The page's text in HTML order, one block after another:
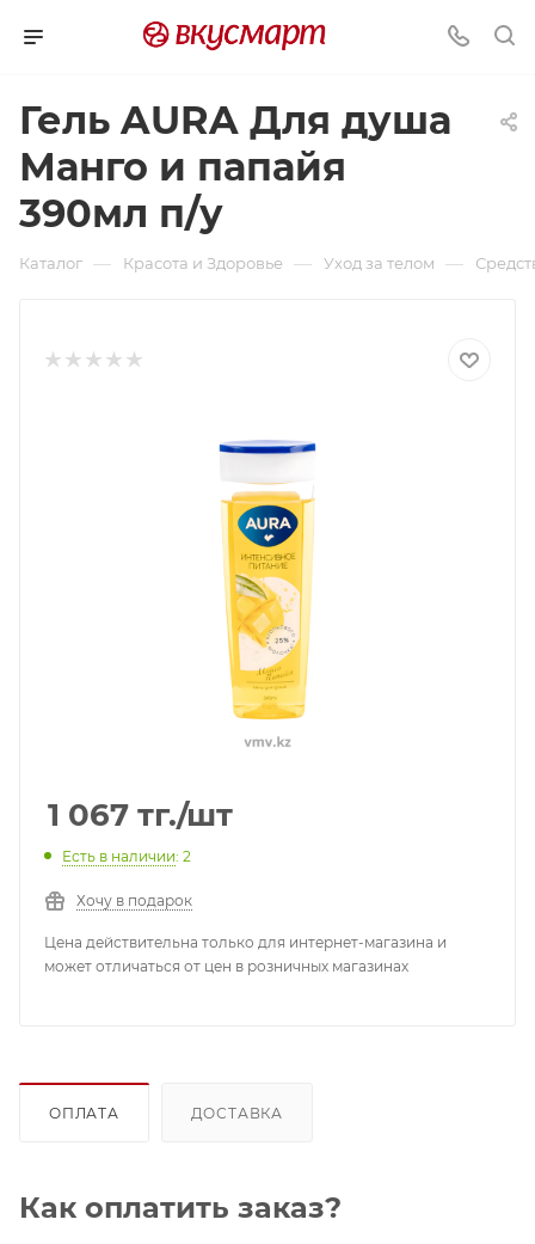
Гель AURA Для душа
Манго и папайя
390мл п/у
Каталог — Красота и Здоровье — Уход за телом —
1 067 тг./шт
Есть в наличии: 2
Хочу в подарок
Цена действительна только для интернет-магазина и
может отличаться от цен в розничных магазинах
ОПЛАТА ДОСТАВКА
Как оплатить заказ?